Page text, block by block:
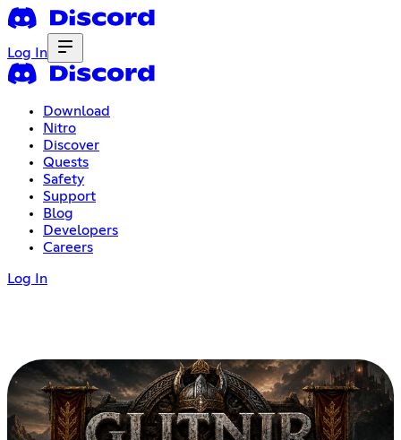
Log In
Download
Nitro
Discover
Quests
Safety
Support
Blog
Developers
Careers
Log In